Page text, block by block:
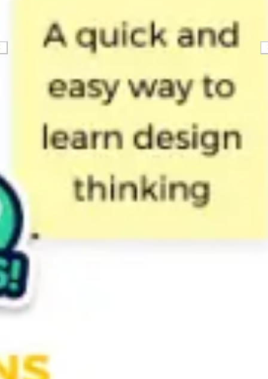
Strategia i planowanie